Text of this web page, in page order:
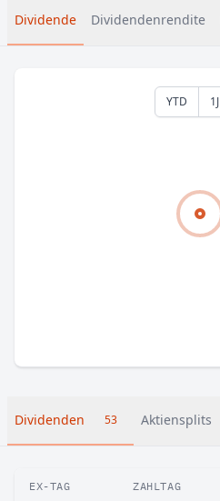
Dividende Dividendenrendite
YTD 1J
Dividenden 53 Aktiensplits
EX-TAG ZAHLTAG